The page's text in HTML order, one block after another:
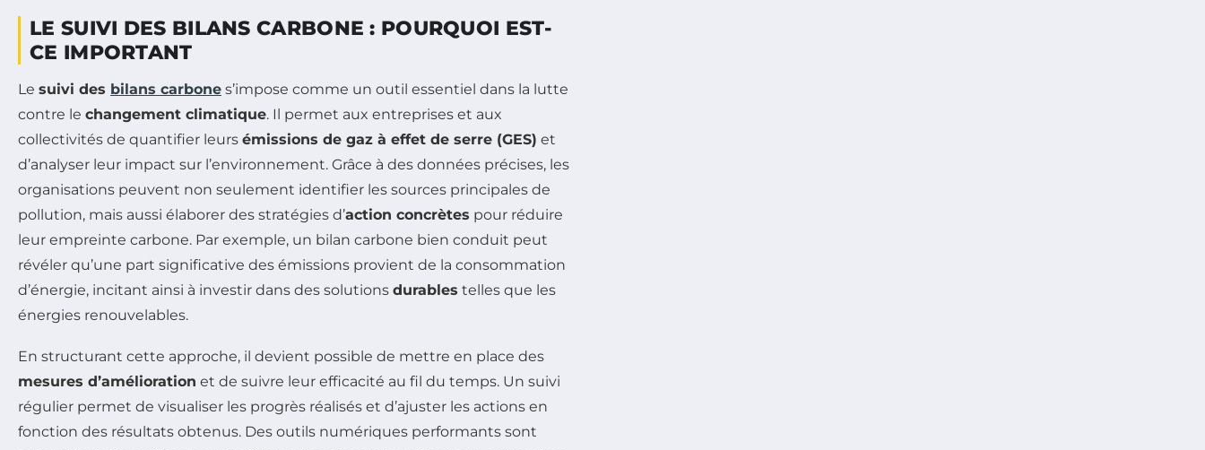
LE SUIVI DES BILANS CARBONE : POURQUOI EST-
CE IMPORTANT
Le suivi des bilans carbone s’impose comme un outil essentiel dans la lutte
contre le changement climatique. Il permet aux entreprises et aux
collectivités de quantifier leurs émissions de gaz à effet de serre (GES) et
d’analyser leur impact sur l’environnement. Grâce à des données précises, les
organisations peuvent non seulement identifier les sources principales de
pollution, mais aussi élaborer des stratégies d’action concrètes pour réduire
leur empreinte carbone. Par exemple, un bilan carbone bien conduit peut
révéler qu’une part significative des émissions provient de la consommation
d’énergie, incitant ainsi à investir dans des solutions durables telles que les
énergies renouvelables.
En structurant cette approche, il devient possible de mettre en place des
mesures d’amélioration et de suivre leur efficacité au fil du temps. Un suivi
régulier permet de visualiser les progrès réalisés et d’ajuster les actions en
fonction des résultats obtenus. Des outils numériques performants sont